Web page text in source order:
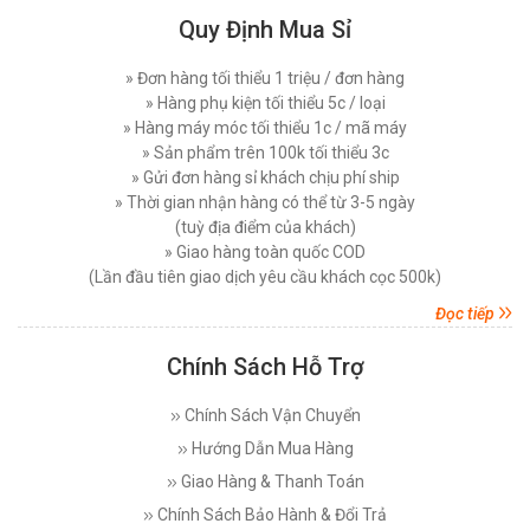
Hướng Dẫn Sử Dụng Máy Cắt Vải Đầu Bàn Chi
Thứ bảy, 29/11/2025
Máy Cắt Vải Viền Là Gì? Lợi Ích Và Ứng Dụng
Trong Ngành May Hiện Nay
Thứ tư, 26/11/2025
Nên Chọn Máy Cắt Vải Cầm Tay Hay Máy Cắt
Vải Đứng
Thứ năm, 20/11/2025
Top 5 Loại Máy Cắt Vải Cầm Tay Tốt Nhất Hiện
Thứ ba, 11/11/2025
Trước Khi Mua Và Sử Dụng
Thứ bảy, 08/11/2025
NGUYÊN BỘ )
Đăng nhập để xem giá sỉ
Giá bán lẻ: 7.450.000đ
MÁY CẮT VẢI ĐỨNG DAYANG CDZ-103 08 INCH
750W
Đăng nhập để xem giá sỉ
Giá bán lẻ:
7.450.000đ
MÁY CẮT VẢI ĐỨNG PHILPS 08 INCH, CÔNG
Đăng nhập để xem giá sỉ
Giá bán lẻ:10.750.000đ
MÁY CẮT VẢI ĐỨNG EASTMAN 627X 08 INCH (
Chính Sách Hỗ Trợ
Chính Sách Vận Chuyển
Hướng Dẫn Mua Hàng
Giao Hàng & Thanh Toán
Chính Sách Bảo Hành & Đổi Trả
Quy Định Mua Sỉ
» Đơn hàng tối thiểu 1 triệu / đơn hàng
» Hàng phụ kiện tối thiểu 5c / loại
» Hàng máy móc tối thiểu 1c / mã máy
» Sản phẩm trên 100k tối thiểu 3c
» Gửi đơn hàng sỉ khách chịu phí ship
» Thời gian nhận hàng có thể từ 3-5 ngày
(tuỳ địa điểm của khách)
» Giao hàng toàn quốc COD
(Lần đầu tiên giao dịch yêu cầu khách cọc 500k)
Đọc tiếp